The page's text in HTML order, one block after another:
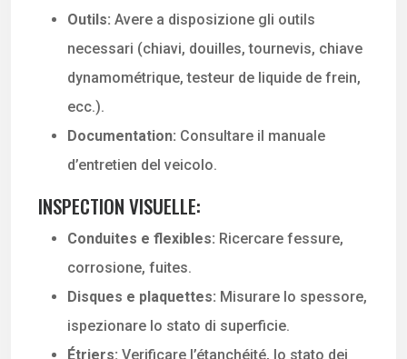
Outils: Avere a disposizione gli outils
necessari (chiavi, douilles, tournevis, chiave
dynamométrique, testeur de liquide de frein,
ecc.).
Documentation: Consultare il manuale
d’entretien del veicolo.
INSPECTION VISUELLE:
Conduites e flexibles: Ricercare fessure,
corrosione, fuites.
Disques e plaquettes: Misurare lo spessore,
ispezionare lo stato di superficie.
Étriers: Verificare l’étanchéité, lo stato dei